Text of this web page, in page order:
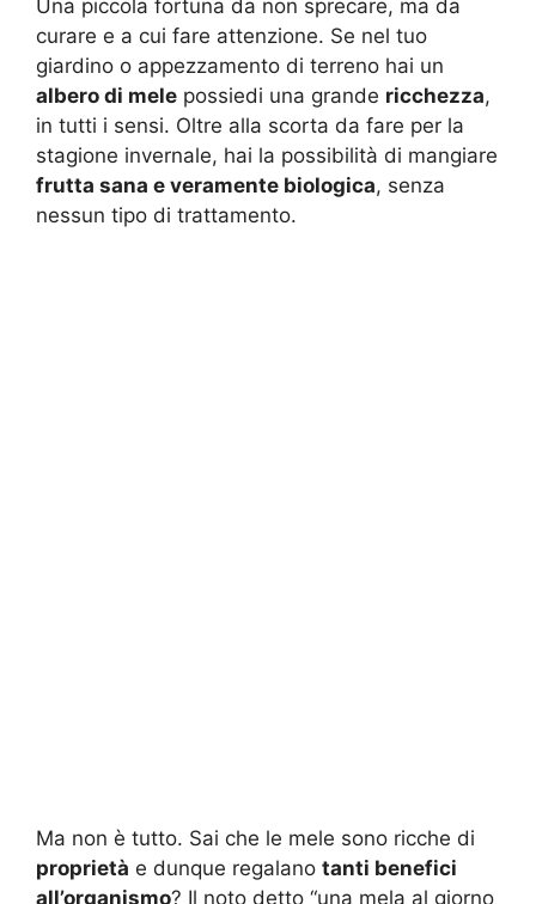
Una piccola fortuna da non sprecare, ma da
curare e a cui fare attenzione. Se nel tuo
giardino o appezzamento di terreno hai un
albero di mele possiedi una grande ricchezza,
in tutti i sensi. Oltre alla scorta da fare per la
stagione invernale, hai la possibilità di mangiare
frutta sana e veramente biologica, senza
nessun tipo di trattamento.
Ma non è tutto. Sai che le mele sono ricche di
proprietà e dunque regalano tanti benefici
all’organismo? Il noto detto “una mela al giorno